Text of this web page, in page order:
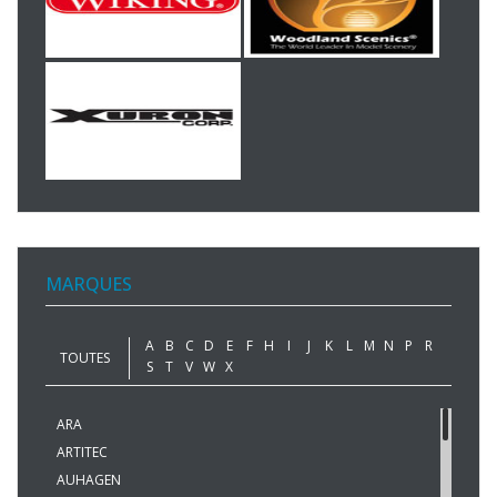
MARQUES
TOUTES
A B C D E F H I J K L M N P
R
S
T V W X
ARA
ARTITEC
AUHAGEN